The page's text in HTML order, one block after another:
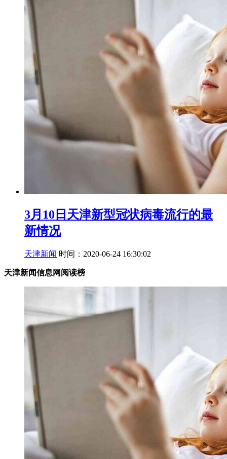
3月10日天津新型冠状病毒流行的最
新情况
天津新闻 时间：2020-06-24 16:30:02
天津新闻信息网阅读榜